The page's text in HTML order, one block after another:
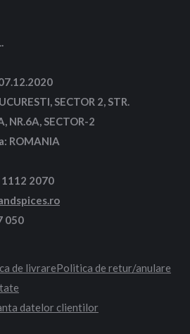
SECTOR 2, STR.
NR.6A, SECTOR-2
ROMANIA
1112 2070
050
de livrarePolitica de retur/anulare
datelor clientilor